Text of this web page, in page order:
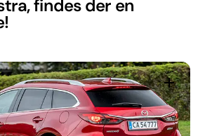
findes der en